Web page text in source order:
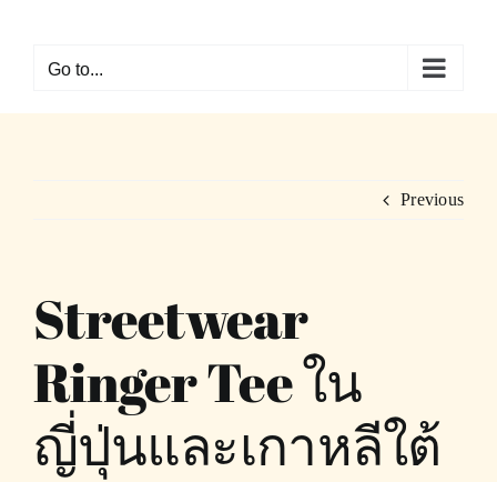
contentGo to...
Previous
Streetwear
Ringer Tee ใน
ญี่ปุ่นและเกาหลีใต้